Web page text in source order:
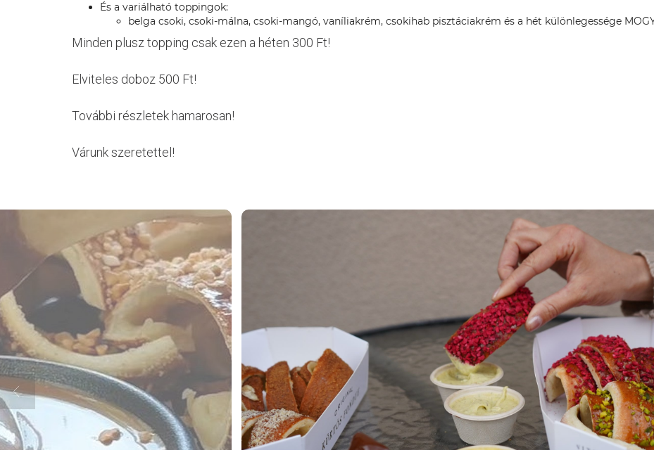
És a variálható toppingok:
belga csoki, csoki-málna, csoki-mangó, vaníliakrém, csokihab pisztáciakrém és a hét különlegessége
Minden plusz topping csak ezen a héten 300 Ft!
Elviteles doboz 500 Ft!
További részletek hamarosan!
Várunk szeretettel!